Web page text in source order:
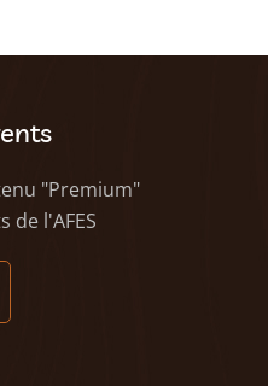
"Premium"
de l'AFES